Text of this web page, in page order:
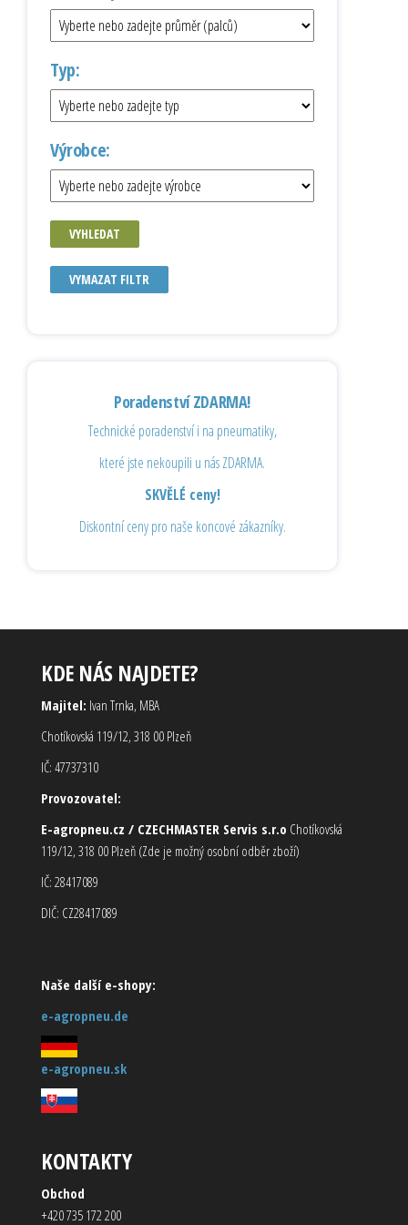
Typ:
Výrobce:
VYHLEDAT
VYMAZAT FILTR
Poradenství ZDARMA!
Technické poradenství i na pneumatiky,
které jste nekoupili u nás ZDARMA.
SKVĚLÉ ceny!
Diskontní ceny pro naše koncové zákazníky.
KDE NÁS NAJDETE?
Majitel: Ivan Trnka, MBA
Chotíkovská 119/12, 318 00 Plzeň
IČ: 47737310
Provozovatel:
E-agropneu.cz / CZECHMASTER Servis s.r.o Chotíkovská
119/12, 318 00 Plzeň (Zde je možný osobní odběr zboží)
IČ: 28417089
DIČ: CZ28417089
Naše další e-shopy:
e-agropneu.de
e-agropneu.sk
KONTAKTY
Obchod
+420 735 172 200